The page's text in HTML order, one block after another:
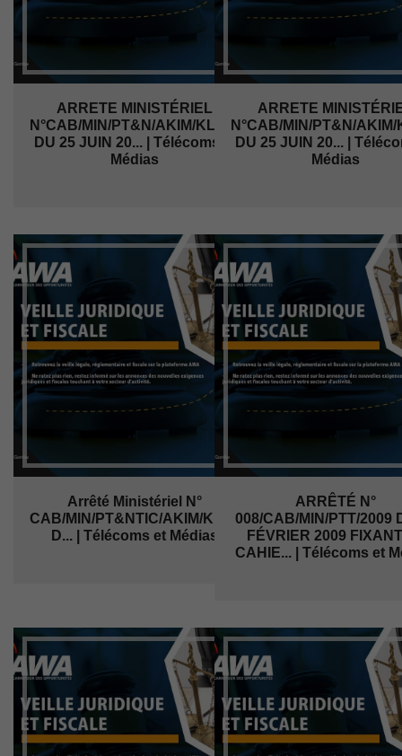
ARRETE MINISTÉRIEL
N°CAB/MIN/PT&N/AKIM/KL/Kbs/021/2025
DU 25 JUIN 20... | Télécoms et
Médias
ARRETE
N°CAB/MIN/PT&N/
DU 25 JUIN 20... |
Médias
Arrêté Ministériel N°
CAB/MIN/PT&NTIC/AKIM/KL/Kabs/..../033/2022
D... | Télécoms et Médias
ARRÊTÉ N°
008/CAB/MIN/PTT/2009
FÉVRIER 2009
CAHIE... | Télécoms et